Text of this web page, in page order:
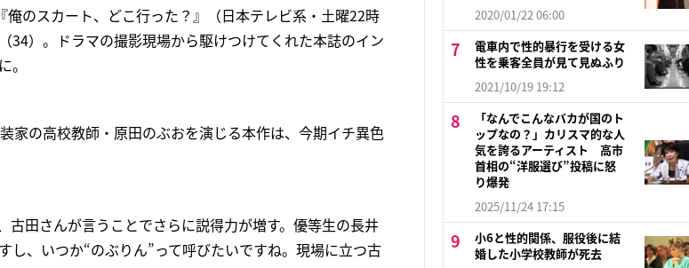
のスカート、どこ行った？』（日本テレビ系・土曜22時
34）。ドラマの撮影現場から駆けつけてくれた本誌のイン
。
の高校教師・原田のぶおを演じる本作は、今期イチ異色
古田さんが言うことでさらに説得力が増す。優等生の長井
し、いつか“のぶりん”って呼びたいですね。現場に立つ古
2020/01/22 06:00
電車内で性的暴行を受ける女
性を乗客全員が見て見ぬふり
2021/10/19 19:12
「なんでこんなバカが国のト
ップなの？」カリスマ的な人
気を誇るアーティスト 高市
首相の“洋服選び”投稿に怒
り爆発
2025/11/24 17:15
小6と性的関係、服役後に結
婚した小学校教師が死去